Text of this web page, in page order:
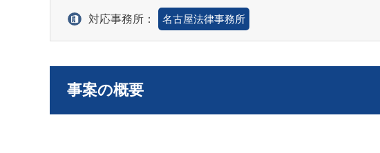
対応事務所： 名古屋法律事務所
事案の概要